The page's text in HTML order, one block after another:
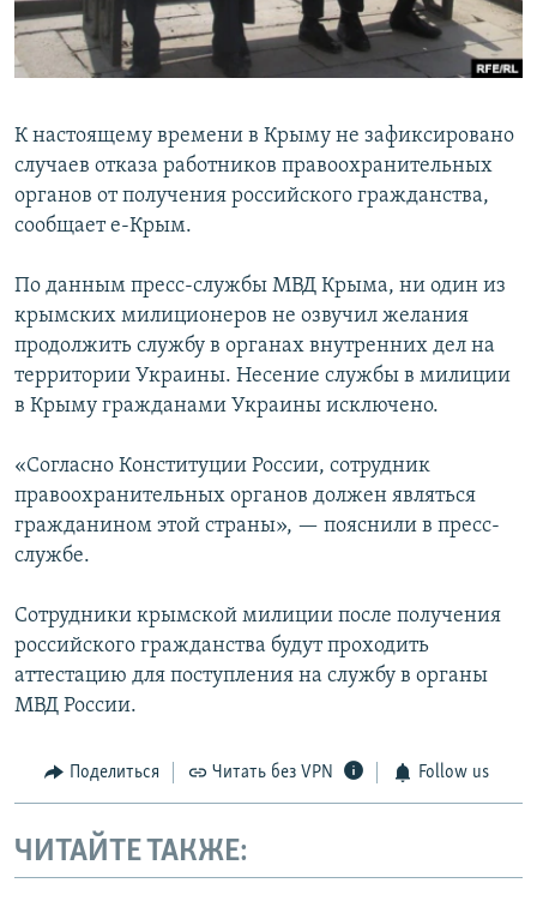
ПОБЕДИТЕЛЕЙ НЕ СУДЯТ?
КРЫМ.НЕПОКОРЕННЫЙ
УКРАИНСКАЯ ПРОБЛЕМА КРЫМА
ПРИСОЕДИНЯЙТЕСЬ!
Все сайты RFE/RL
К настоящему времени в Крыму не зафиксировано
случаев отказа работников правоохранительных
органов от получения российского гражданства,
сообщает е-Крым.
По данным пресс-службы МВД Крыма, ни один из
крымских милиционеров не озвучил желания
продолжить службу в органах внутренних дел на
территории Украины. Несение службы в милиции
в Крыму гражданами Украины исключено.
«Согласно Конституции России, сотрудник
правоохранительных органов должен являться
гражданином этой страны», — пояснили в пресс-
службе.
Сотрудники крымской милиции после получения
российского гражданства будут проходить
аттестацию для поступления на службу в органы
МВД России.
Поделиться Читать без VPN Follow us
ЧИТАЙТЕ ТАКЖЕ: